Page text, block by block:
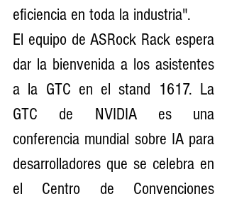
eficiencia en toda la industria".
El equipo de ASRock Rack espera
dar la bienvenida a los asistentes
a la GTC en el stand 1617. La
GTC de NVIDIA es una
conferencia mundial sobre IA para
desarrolladores que se celebra en
el Centro de Convenciones